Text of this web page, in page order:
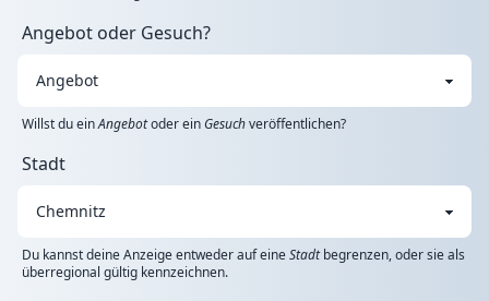
Angebot oder Gesuch?
Willst du einAngebotoder einGesuchveröffentlichen?
Stadt
Du kannst deine Anzeige entweder auf eineStadtbegrenzen, oder sie als
überregional gültig kennzeichnen.